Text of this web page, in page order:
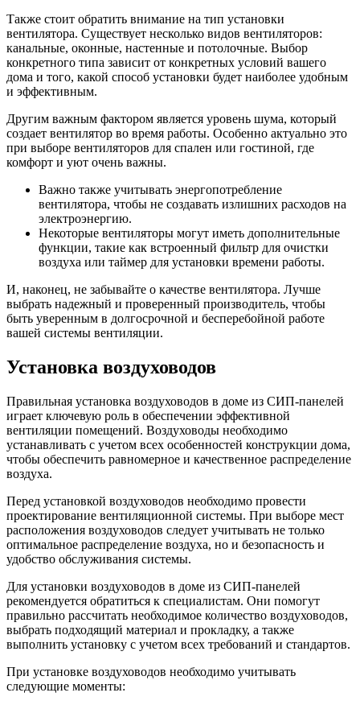
Также стоит обратить внимание на тип установки
вентилятора. Существует несколько видов вентиляторов:
канальные, оконные, настенные и потолочные. Выбор
конкретного типа зависит от конкретных условий вашего
дома и того, какой способ установки будет наиболее удобным
и эффективным.
Другим важным фактором является уровень шума, который
создает вентилятор во время работы. Особенно актуально это
при выборе вентиляторов для спален или гостиной, где
комфорт и уют очень важны.
Важно также учитывать энергопотребление
вентилятора, чтобы не создавать излишних расходов на
электроэнергию.
Некоторые вентиляторы могут иметь дополнительные
функции, такие как встроенный фильтр для очистки
воздуха или таймер для установки времени работы.
И, наконец, не забывайте о качестве вентилятора. Лучше
выбрать надежный и проверенный производитель, чтобы
быть уверенным в долгосрочной и бесперебойной работе
вашей системы вентиляции.
Установка воздуховодов
Правильная установка воздуховодов в доме из СИП-панелей
играет ключевую роль в обеспечении эффективной
вентиляции помещений. Воздуховоды необходимо
устанавливать с учетом всех особенностей конструкции дома,
чтобы обеспечить равномерное и качественное распределение
воздуха.
Перед установкой воздуховодов необходимо провести
проектирование вентиляционной системы. При выборе мест
расположения воздуховодов следует учитывать не только
оптимальное распределение воздуха, но и безопасность и
удобство обслуживания системы.
Для установки воздуховодов в доме из СИП-панелей
рекомендуется обратиться к специалистам. Они помогут
правильно рассчитать необходимое количество воздуховодов,
выбрать подходящий материал и прокладку, а также
выполнить установку с учетом всех требований и стандартов.
При установке воздуховодов необходимо учитывать
следующие моменты: